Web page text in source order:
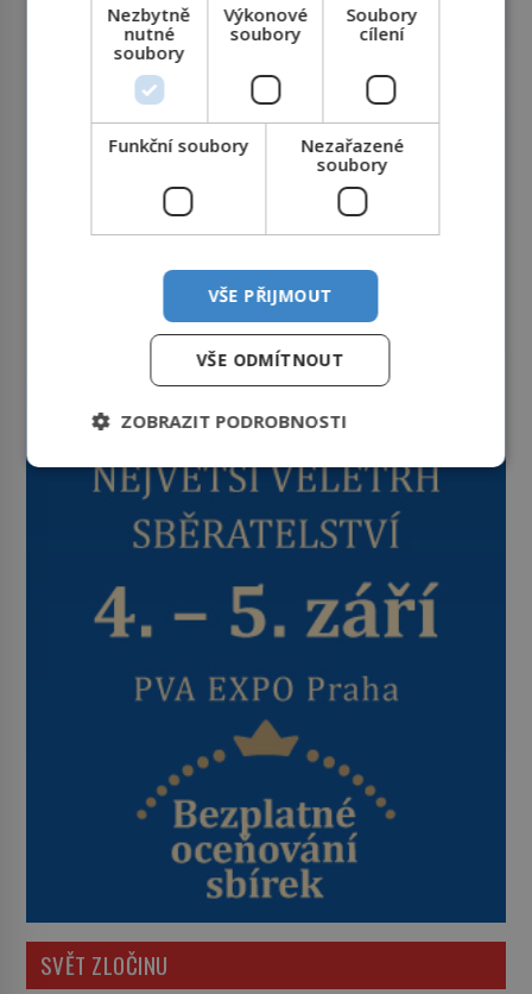
SVĚT ZLOČINU
Nezbytně
nutné
soubory
Výkonové
soubory
Soubory
cílení
Funkční soubory
Nezařazené
soubory
VŠE PŘIJMOUT
VŠE ODMÍTNOUT
ZOBRAZIT PODROBNOSTI